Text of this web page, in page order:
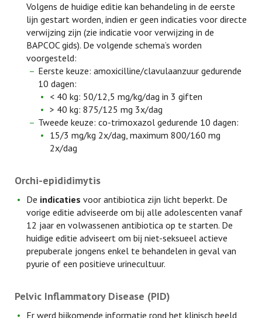
Volgens de huidige editie kan behandeling in de eerste
lijn gestart worden, indien er geen indicaties voor directe
verwijzing zijn (zie indicatie voor verwijzing in de
BAPCOC gids). De volgende schema’s worden
voorgesteld:
Eerste keuze: amoxicilline/clavulaanzuur gedurende
10 dagen:
< 40 kg: 50/12,5 mg/kg/dag in 3 giften
> 40 kg: 875/125 mg 3x/dag
Tweede keuze: co-trimoxazol gedurende 10 dagen:
15/3 mg/kg 2x/dag, maximum 800/160 mg
2x/dag
Orchi-epididimytis
De indicaties voor antibiotica zijn licht beperkt. De
vorige editie adviseerde om bij alle adolescenten vanaf
12 jaar en volwassenen antibiotica op te starten. De
huidige editie adviseert om bij niet-seksueel actieve
prepuberale jongens enkel te behandelen in geval van
pyurie of een positieve urinecultuur.
Pelvic Inflammatory Disease (PID)
Er werd bijkomende informatie rond het klinisch beeld